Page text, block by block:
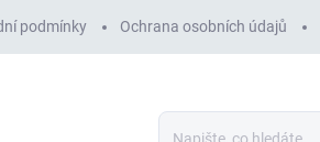
podmínky Ochrana osobních údajů